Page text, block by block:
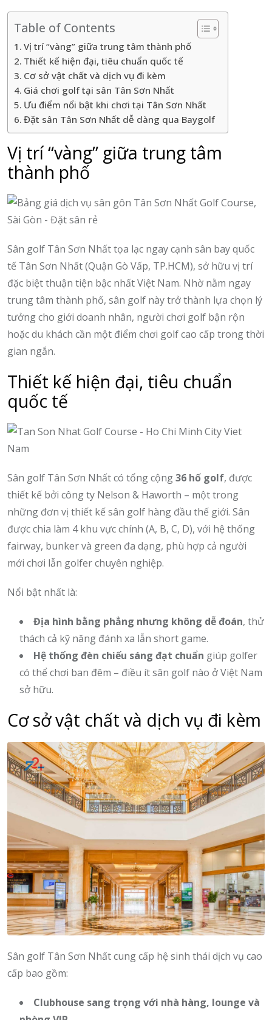
Table of Contents
Vị trí “vàng” giữa trung tâm thành phố
Thiết kế hiện đại, tiêu chuẩn quốc tế
Cơ sở vật chất và dịch vụ đi kèm
Giá chơi golf tại sân Tân Sơn Nhất
Ưu điểm nổi bật khi chơi tại Tân Sơn Nhất
Đặt sân Tân Sơn Nhất dễ dàng qua Baygolf
Vị trí “vàng” giữa trung tâm
thành phố
Sân golf Tân Sơn Nhất tọa lạc ngay cạnh sân bay quốc
tế Tân Sơn Nhất (Quận Gò Vấp, TP.HCM), sở hữu vị trí
đặc biệt thuận tiện bậc nhất Việt Nam. Nhờ nằm ngay
trung tâm thành phố, sân golf này trở thành lựa chọn lý
tưởng cho giới doanh nhân, người chơi golf bận rộn
hoặc du khách cần một điểm chơi golf cao cấp trong thời
gian ngắn.
Thiết kế hiện đại, tiêu chuẩn
quốc tế
Sân golf Tân Sơn Nhất có tổng cộng36 hố golf, được
thiết kế bởi công ty Nelson & Haworth – một trong
những đơn vị thiết kế sân golf hàng đầu thế giới. Sân
được chia làm 4 khu vực chính (A, B, C, D), với hệ thống
fairway, bunker và green đa dạng, phù hợp cả người
mới chơi lẫn golfer chuyên nghiệp.
Nổi bật nhất là:
Địa hình bằng phẳng nhưng không dễ đoán, thử
thách cả kỹ năng đánh xa lẫn short game.
Hệ thống đèn chiếu sáng đạt chuẩn giúp golfer
có thể chơi ban đêm – điều ít sân golf nào ở Việt Nam
sở hữu.
Cơ sở vật chất và dịch vụ đi kèm
Sân golf Tân Sơn Nhất cung cấp hệ sinh thái dịch vụ cao
cấp bao gồm:
Clubhouse sang trọng với nhà hàng, lounge và